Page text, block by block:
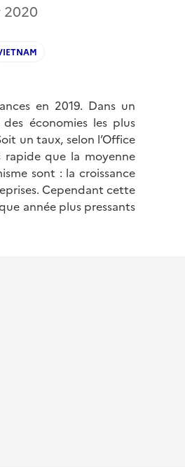
2020
en 2019. Dans un
économies les plus
un taux, selon l’Office
rapide que la moyenne
sont : la croissance
Cependant cette
année plus pressants